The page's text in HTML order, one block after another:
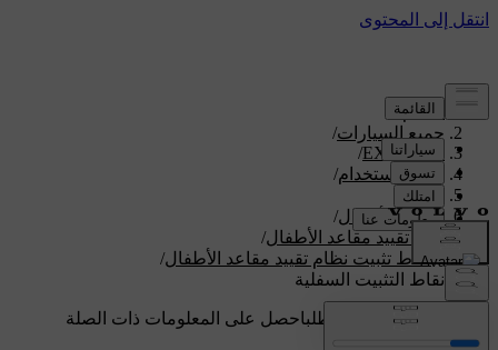
الدعم/
جميع السيارات/
EX90 2026
/
دليل الاستخدام/
الأمان
سلامة الأطفال/
نُظم تقييد مقاعد الأطفال/
نقاط تثبيت ‏نظام تقييد مقاعد الأطفال/
نقاط التثبيت السفلية
دعم مخصص حسب الطلباحصل على المعلومات ذات الصلة
بسيارتك الخاصة.